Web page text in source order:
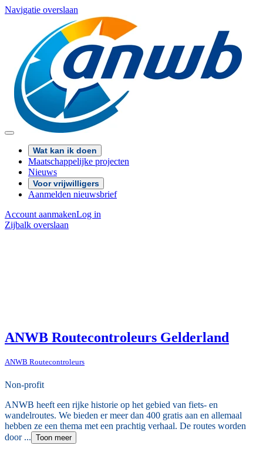
Navigatie overslaan
Wat kan ik doen
Maatschappelijke projecten
Nieuws
Voor vrijwilligers
Aanmelden nieuwsbrief
Account aanmakenLog in
Zijbalk overslaan
ANWB Routecontroleurs Gelderland
ANWB Routecontroleurs
Non-profit
ANWB heeft een rijke historie op het gebied van fiets- en
wandelroutes. We bieden er meer dan 400 gratis aan en allemaal
hebben ze een thema met een prachtig verhaal. De routes worden
door ... Toon meer